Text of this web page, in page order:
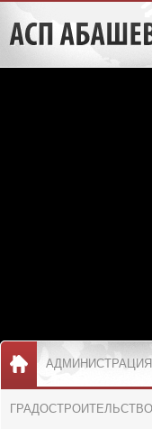
АДМИНИСТРАЦИЯ
ГРАДОСТРОИТЕЛЬСТВО